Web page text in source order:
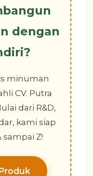
dengan
minuman
CV. Putra
dari R&D,
kami siap
Z!